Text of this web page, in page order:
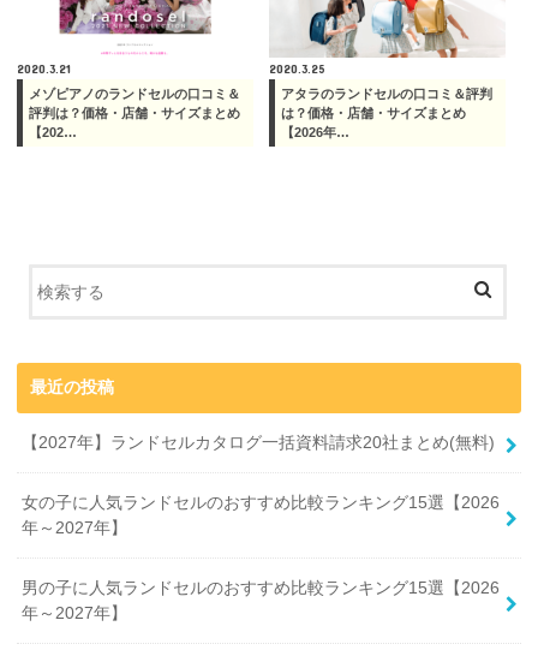
2020.3.21
メゾピアノのランドセルの口コミ＆
評判は？価格・店舗・サイズまとめ
【202…
2020.3.25
アタラのランドセルの口コミ＆評判
は？価格・店舗・サイズまとめ
【2026年…
最近の投稿
【2027年】ランドセルカタログ一括資料請求20社まとめ(無料)
女の子に人気ランドセルのおすすめ比較ランキング15選【2026
年～2027年】
男の子に人気ランドセルのおすすめ比較ランキング15選【2026
年～2027年】